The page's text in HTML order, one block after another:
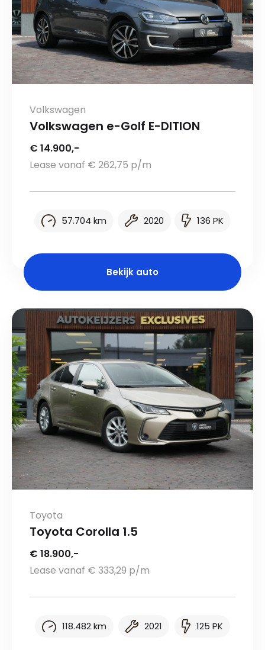
Volkswagen
Volkswagen e-Golf E-DITION
€ 14.900,-
Lease vanaf € 262,75 p/m
57.704 km 2020 136 PK
Bekijk auto
Toyota
Toyota Corolla 1.5
€ 18.900,-
Lease vanaf € 333,29 p/m
118.482 km 2021 125 PK